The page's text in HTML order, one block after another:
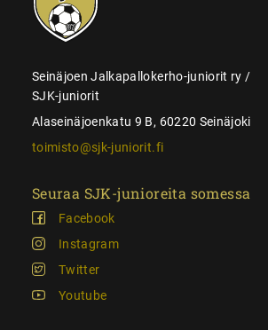
Seinäjoen Jalkapallokerho-juniorit ry /
SJK-juniorit
Alaseinäjoenkatu 9 B, 60220 Seinäjoki
toimisto@sjk-juniorit.fi
Seuraa SJK-junioreita somessa
Facebook
Instagram
Twitter
Youtube